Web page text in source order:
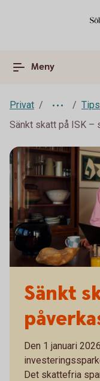
Meny
Privat
Sänkt skatt på ISK –
Sänkt
Den 1 januari
Det skattefria